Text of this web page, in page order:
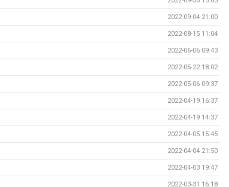
2022-09-04 21:00
2022-08-15 11:04
2022-06-06 09:43
2022-05-22 18:02
2022-05-06 09:37
2022-04-19 16:37
2022-04-19 14:37
2022-04-05 15:45
2022-04-04 21:50
2022-04-03 19:47
2022-03-31 16:18